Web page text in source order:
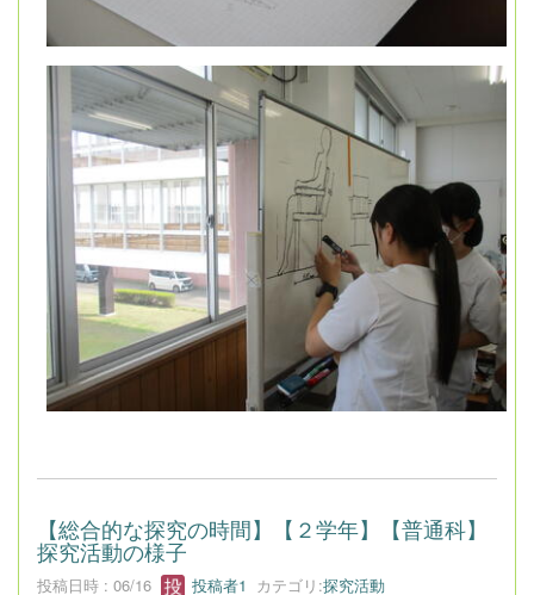
【総合的な探究の時間】【２学年】【普通科】
探究活動の様子
投稿日時 : 06/16 投稿者1 カテゴリ:探究活動